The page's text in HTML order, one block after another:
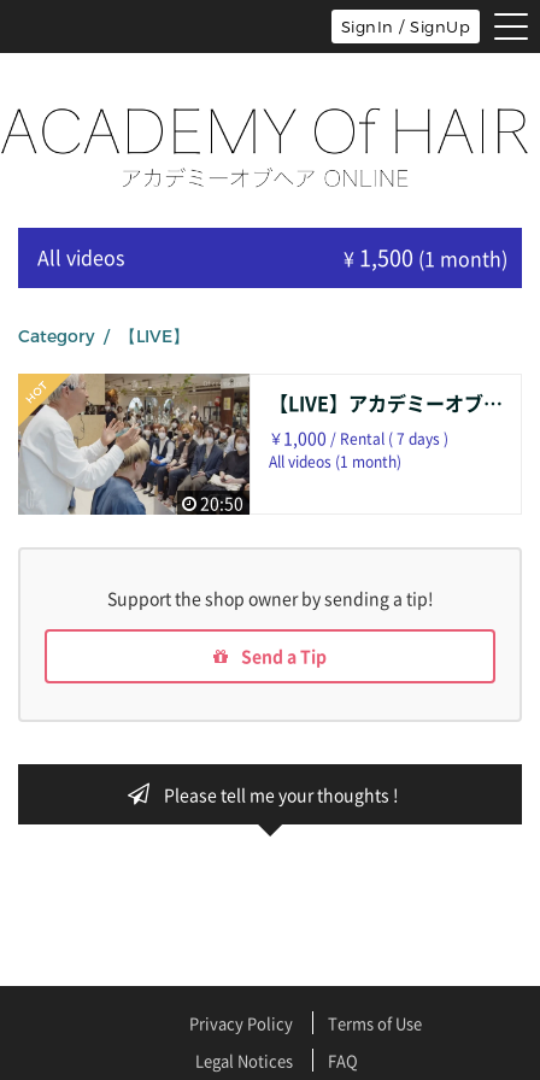
SignIn / SignUp
All videos ¥ 1,500 (1 month)
Category / 【LIVE】
20:50
【LIVE】アカデミーオブヘア：ヘアカラー①[ダブルカラー・ブリーチカラー・ホイルワーク]
￥1,000 / Rental ( 7 days )
All videos (1 month)
Support the shop owner by sending a tip!
Send a Tip
Please tell me your thoughts !
Privacy Policy
Terms of Use
Legal Notices
FAQ